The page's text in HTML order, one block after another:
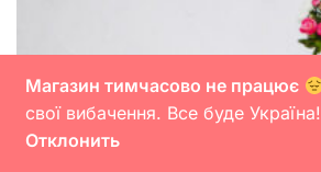
Магазин тимчасово не працює
свої вибачення. Все буде Україна!
Отклонить